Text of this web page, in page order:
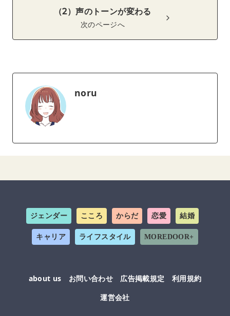
（2）声のトーンが変わる
次のページへ
noru
ジェンダー こころ からだ 恋愛 結婚
キャリア ライフスタイル MOREDOOR+
about us お問い合わせ 広告掲載規定
利用規約
運営会社